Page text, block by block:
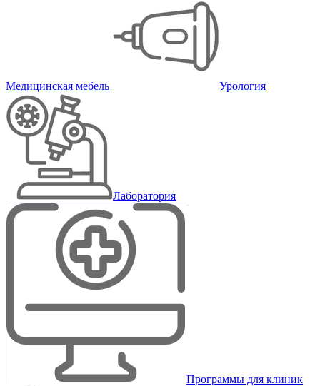
Медицинская мебель Урология
Лаборатория
Программы для клиник